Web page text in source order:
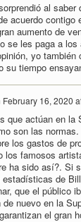
al
acuerdo
aumento de
se les paga a
yo también
su tiempo
February 16, 2020
que actúan en
son las
los gastos de
los famosos
ha sido así?. Si
de
que el público
nuevo en la
el gran